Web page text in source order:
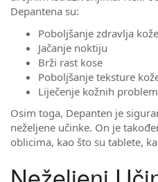
Depantena su:
Poboljšanje zdravlja
Jačanje noktiju
Brži rast kose
Poboljšanje teksture
Liječenje kožnih
Osim toga, Depanten je
neželjene učinke. On je
oblicima, kao što su tablete,